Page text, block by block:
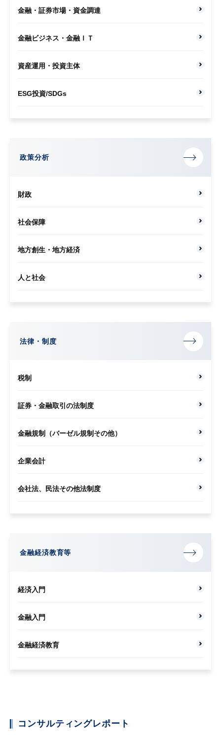
金融・証券市場・資金調達
金融ビジネス・金融ＩＴ
資産運用・投資主体
ESG投資/SDGs
政策分析
財政
社会保障
地方創生・地方経済
人と社会
法律・制度
税制
証券・金融取引の法制度
金融規制（バーゼル規制その他）
企業会計
会社法、民法その他法制度
金融経済教育等
経済入門
金融入門
金融経済教育
コンサルティングレポート